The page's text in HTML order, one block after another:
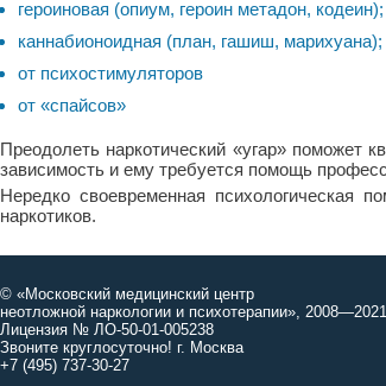
героиновая (опиум, героин метадон, кодеин);
каннабионоидная (план, гашиш, марихуана);
от психостимуляторов
от «спайсов»
Преодолеть наркотический «угар» поможет
зависимость и ему требуется помощь
Нередко своевременная психологическая
наркотиков.
© «Московский медицинский центр
неотложной наркологии и психотерапии», 2008—2021
Лицензия № ЛО-50-01-005238
Звоните круглосуточно! г. Москва
+7 (495) 737-30-27